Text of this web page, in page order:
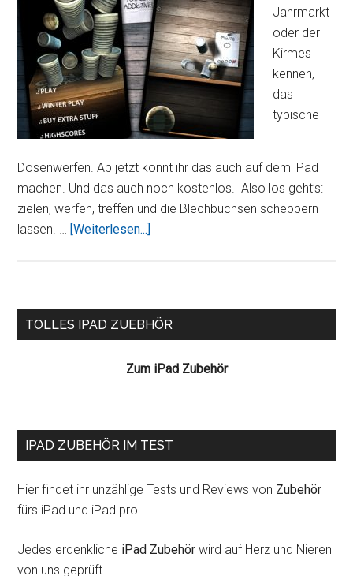
Jahrmarkt
oder der
Kirmes
kennen,
das
typische
Dosenwerfen. Ab jetzt könnt ihr das auch auf dem iPad
machen. Und das auch noch kostenlos. Also los geht’s:
zielen, werfen, treffen und die Blechbüchsen scheppern
lassen. … [Weiterlesen...]
für
das
Seitenspalte
TOLLES IPAD ZUEBHÖR
Zum iPad Zubehör
IPAD ZUBEHÖR IM TEST
Hier findet ihr unzählige Tests und Reviews von Zubehör
fürs iPad und iPad pro
Jedes erdenkliche iPad Zubehör wird auf Herz und Nieren
von uns geprüft.